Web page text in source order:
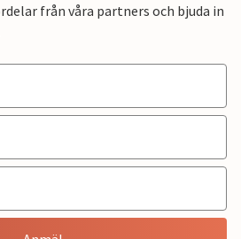
från våra partners och bjuda in